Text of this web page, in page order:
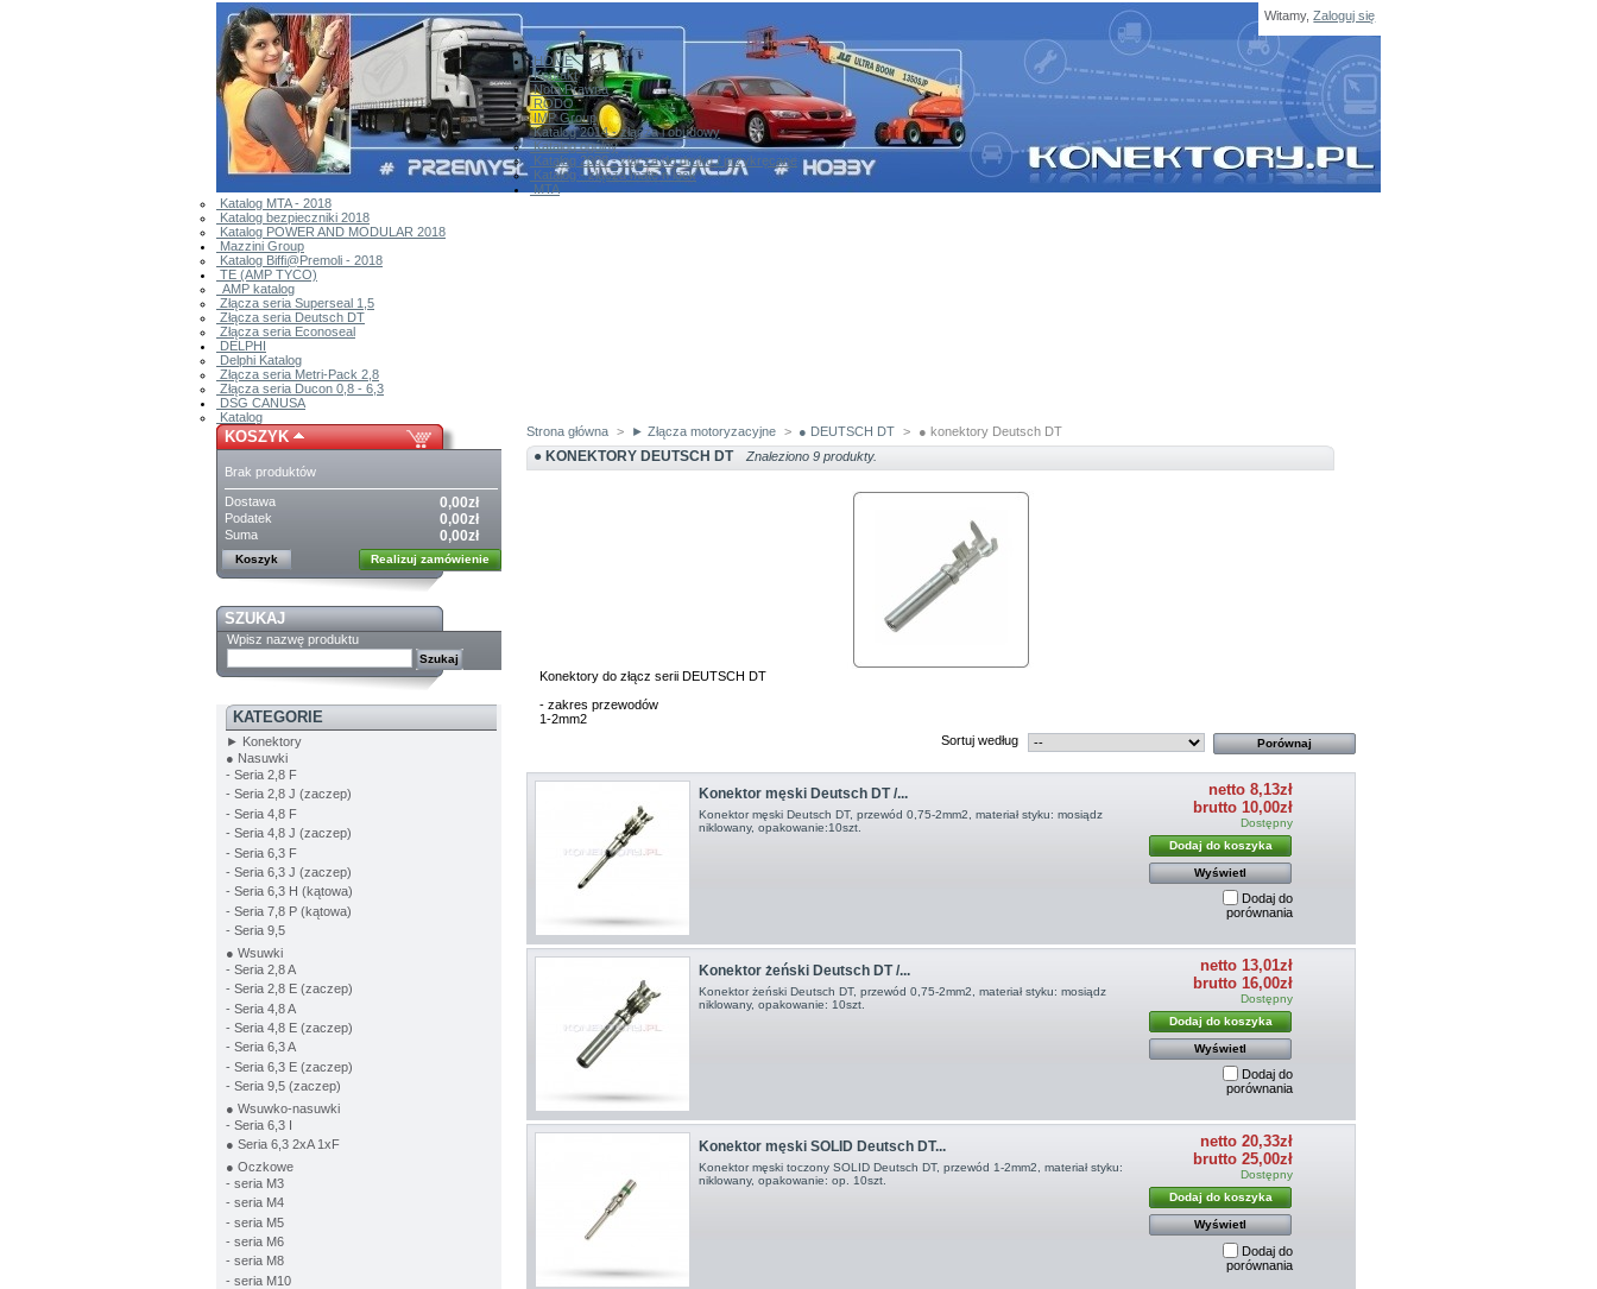
Witamy,Zaloguj się
HOME
Kontakt
Nota Prawna
RODO
IMP Group
Katalog 2014 - złącza i obudowy
Katalog ogólny
Katalog 2008 - złącza do druku / przykręcane
Katalog - złącza mate n lock
MTA
Katalog MTA - 2018
Katalog bezpieczniki 2018
Katalog POWER AND MODULAR 2018
Mazzini Group
Katalog Biffi@Premoli - 2018
TE (AMP TYCO)
AMP katalog
Złącza seria Superseal 1,5
Złącza seria Deutsch DT
Złącza seria Econoseal
DELPHI
Delphi Katalog
Złącza seria Metri-Pack 2,8
Złącza seria Ducon 0,8 - 6,3
DSG CANUSA
Katalog
KOSZYK
Brak produktów
Dostawa 0,00zł
Podatek 0,00zł
Suma 0,00zł
Koszyk Realizuj zamówienie
SZUKAJ
Wpisz nazwę produktu
KATEGORIE
► Konektory
● Nasuwki
- Seria 2,8 F
- Seria 2,8 J (zaczep)
- Seria 4,8 F
- Seria 4,8 J (zaczep)
- Seria 6,3 F
- Seria 6,3 J (zaczep)
- Seria 6,3 H (kątowa)
- Seria 7,8 P (kątowa)
- Seria 9,5
● Wsuwki
- Seria 2,8 A
- Seria 2,8 E (zaczep)
- Seria 4,8 A
- Seria 4,8 E (zaczep)
- Seria 6,3 A
- Seria 6,3 E (zaczep)
- Seria 9,5 (zaczep)
● Wsuwko-nasuwki
- Seria 6,3 I
● Seria 6,3 2xA 1xF
● Oczkowe
- seria M3
- seria M4
- seria M5
- seria M6
- seria M8
- seria M10
Strona główna > ► Złącza motoryzacyjne > ● DEUTSCH DT > ● konektory Deutsch DT
● KONEKTORY DEUTSCH DT Znaleziono 9 produkty.
Konektory do złącz serii DEUTSCH DT
- zakres przewodów
1-2mm2
Sortuj według
Konektor męski Deutsch DT /...
Konektor męski Deutsch DT, przewód 0,75-2 mm2, materiał styku: mosiądz
niklowany, opakowanie:10szt.
netto 8,13zł
brutto 10,00zł
Dostępny
Dodaj do koszyka
Wyświetl
Dodaj do
porównania
Konektor żeński Deutsch DT /...
Konektor żeński Deutsch DT, przewód 0,75-2mm2 , materiał styku: mosiądz
niklowany, opakowanie: 10szt.
netto 13,01zł
brutto 16,00zł
Dostępny
Dodaj do koszyka
Wyświetl
Dodaj do
porównania
Konektor męski SOLID Deutsch DT...
Konektor męski toczony SOLID Deutsch DT, przewód 1-2mm2, materiał styku:
niklowany, opakowanie: op. 10szt.
netto 20,33zł
brutto 25,00zł
Dostępny
Dodaj do koszyka
Wyświetl
Dodaj do
porównania